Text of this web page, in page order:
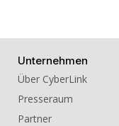
Unternehmen
Über CyberLink
Presseraum
Partner